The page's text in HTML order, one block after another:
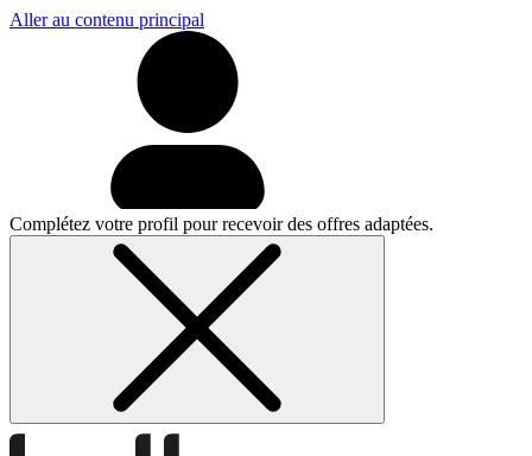
Aller au contenu principal
Complétez votre profil pour recevoir des offres adaptées.